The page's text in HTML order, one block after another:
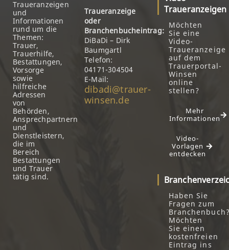
Traueranzeigen
und
Informationen
rund um die
Themen:
Trauer,
Trauerhilfe,
Bestattungen,
Vorsorge
sowie
hilfreiche
Adressen
von
Behörden,
Ansprechpartnern
und
Dienstleistern,
die im
Bereich
Bestattungen
und Trauer
tätig sind.
Traueranzeige
oder
Branchenbucheintrag:
DiBaDi – Dirk
Baumgartl
Telefon:
04171-304504
E-Mail:
dibadi@trauer-
winsen.de
Traueranzeigen
Möchten
Sie eine
Video-
Traueranzeige
auf dem
Trauerportal-
Winsen
online
stellen?
Mehr
Informationen
Video-
Vorlagen
entdecken
Haben Sie
Fragen zum
Möchten
Sie einen
kostenfreien
Eintrag ins